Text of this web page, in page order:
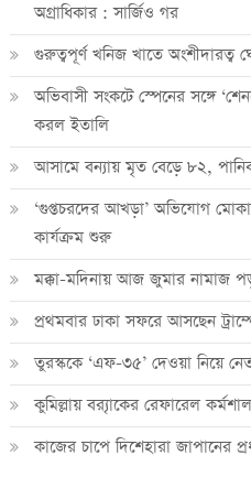
অগ্রাধিকার : সার্জিও গর
গুরুত্বপূর্ণ খনিজ খাতে অংশীদারত্ব
অভিবাসী সংকটে স্পেনের সঙ্গে
করল ইতালি
আসামে বন্যায় মৃত বেড়ে ৮২,
‘গুপ্তচরদের আখড়া’ অভিযোগ
কার্যক্রম শুরু
মক্কা-মদিনায় আজ জুমার নামাজ
প্রথমবার ঢাকা সফরে আসছেন
তুরস্ককে ‘এফ-৩৫’ দেওয়া নিয়ে
কুমিল্লায় ব্র‍্যাকের রেফারেল
কাজের চাপে দিশেহারা জাপানের